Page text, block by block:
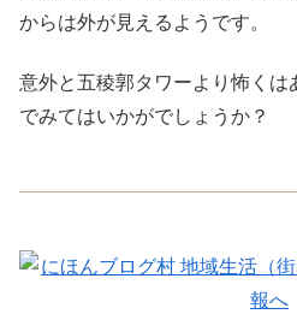
からは外が見えるようです。
意外と五稜郭タワーより怖くは
でみてはいかがでしょうか？